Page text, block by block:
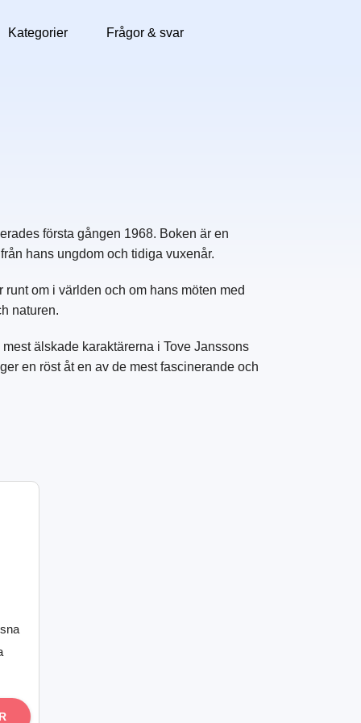
Kategorier Frågor & svar
första gången 1968. Boken är en
hans ungdom och tidiga vuxenår.
om i världen och om hans möten med
naturen.
älskade karaktärerna i Tove Janssons
en röst åt en av de mest fascinerande och